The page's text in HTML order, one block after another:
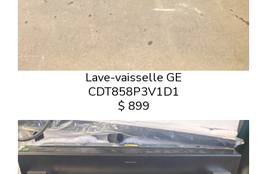
Lave-vaisselle GE
CDT858P3V1D1
$ 899